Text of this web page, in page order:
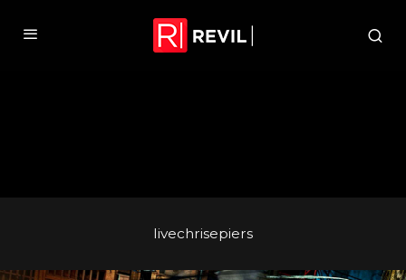
livechrisepiers